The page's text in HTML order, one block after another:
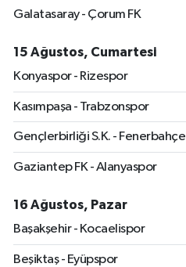
Galatasaray - Çorum FK
15 Ağustos, Cumartesi
Konyaspor - Rizespor
Kasımpaşa - Trabzonspor
Gençlerbirliği S.K. - Fenerbahçe
Gaziantep FK - Alanyaspor
16 Ağustos, Pazar
Başakşehir - Kocaelispor
Beşiktaş - Eyüpspor